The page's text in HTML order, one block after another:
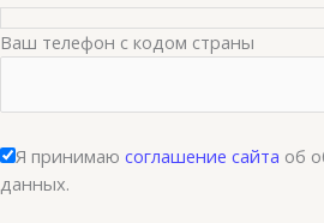
Ваш телефон с кодом страны
Я принимаю соглашение сайта об
данных.